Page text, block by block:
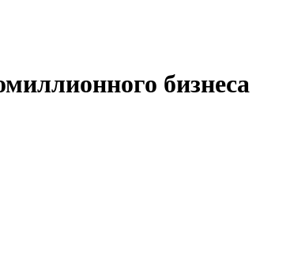
бизнеса